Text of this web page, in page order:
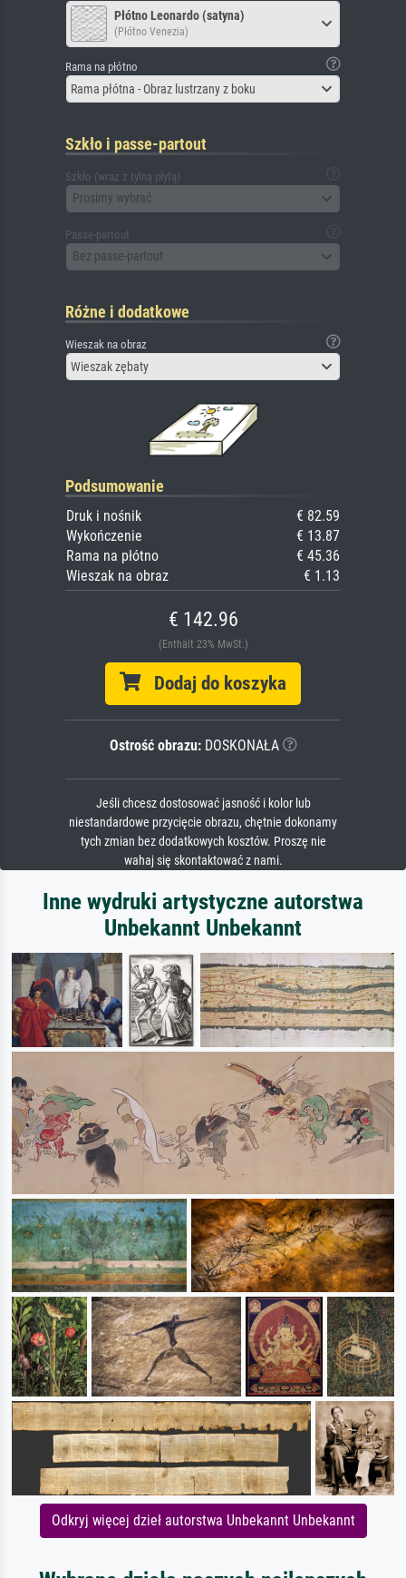
Płótno Leonardo (satyna)
(Płótno Venezia)
Rama na płótno
Rama płótna - Obraz lustrzany z boku
Szkło i passe-partout
Szkło (wraz z tylną płytą)
Prosimy wybrać
Passe-partout
Bez passe-partout
Różne i dodatkowe
Wieszak na obraz
Wieszak zębaty
Podsumowanie
Druk i nośnik
€ 82.59
Wykończenie
€ 13.87
Rama na płótno
€ 45.36
Wieszak na obraz
€ 1.13
€ 142.96
(Enthält 23% MwSt.)
Dodaj do koszyka
Ostrość obrazu:DOSKONAŁA
Jeśli chcesz dostosować jasność i kolor lub
niestandardowe przycięcie obrazu, chętnie dokonamy
tych zmian bez dodatkowych kosztów. Proszę nie
wahaj się skontaktować z nami.
Inne wydruki artystyczne autorstwa
Unbekannt Unbekannt
Odkryj więcej dzieł autorstwa Unbekannt Unbekannt